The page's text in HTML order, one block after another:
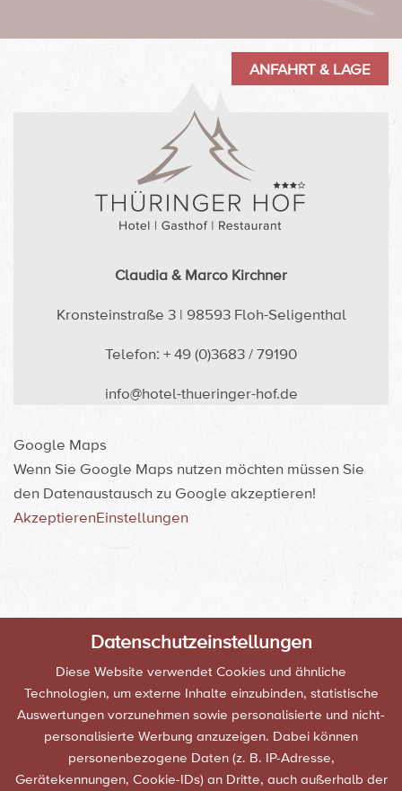
Datenschutzeinstellungen
Diese Website verwendet Cookies und ähnliche
Technologien, um externe Inhalte einzubinden, statistische
Auswertungen vorzunehmen sowie personalisierte und nicht-
personalisierte Werbung anzuzeigen. Dabei können
personenbezogene Daten (z. B. IP-Adresse,
Gerätekennungen, Cookie-IDs) an Dritte, auch außerhalb der
ANFAHRT & LAGE
Claudia & Marco Kirchner
Kronsteinstraße 3 | 98593 Floh-Seligenthal
Telefon: + 49 (0)3683 / 79190
info@hotel-thueringer-hof.de
Google Maps
Wenn Sie Google Maps nutzen möchten müssen Sie
den Datenaustausch zu Google akzeptieren!
AkzeptierenEinstellungen